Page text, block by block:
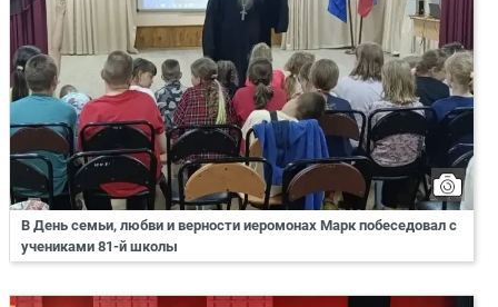
В День семьи, любви и верности иеромонах Марк побеседовал с
учениками 81-й школы